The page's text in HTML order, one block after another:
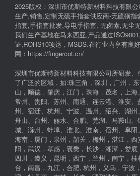
2025版权：深圳市优斯特新材料科技有限
生产,销售,定制无硫手指套供应商-无硫磺
指套,手指套批发,导电手指套, 无卤素,无尘
我们生产基地在马来西亚,产品通过
证,ROHS10项达，MSDS.在行业内享有良
网：https://fingercot.cn/
深圳市优斯特新材料科技有限公司所研发
了广泛的区域，如:珠三角，深圳，广州，
山，顺德，肇庆，江门，珠海，茂名，上海
常州、贵阳、苏州、南通、连云港、淮安
州、宿迁、杭州、宁波、温州、绍兴、湖州
舟山、台州、丽水、合肥、芜湖、马鞍山
城、滁州、蚌埠、淮北、淮南、宿州、阜阳
海南，厦门，泉州，韶关，梅州，湛江，
阳，武汉，孝感，襄樊，长沙，湘潭，娄底
四川，遵义，昆明，西宁，兰州，南宁，
台，南昌，九江，合肥, 杭州，义乌，宁波